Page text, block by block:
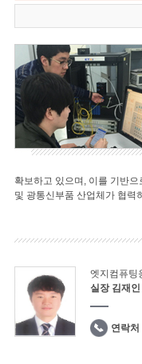
확보하고 있으며, 이를 기반
및 광통신부품 산업체가 협력
엣지컴퓨팅
실장 김재인
연락처